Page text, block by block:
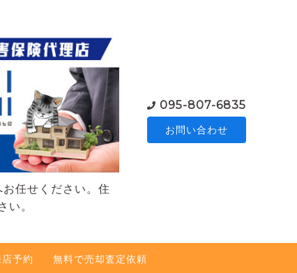
任せください。住
。
095-807-6835
お問い合わせ
予約 無料で売却査定依頼